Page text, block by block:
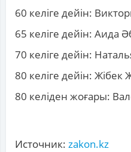
60 келіге дейін:
65 келіге дейін: Аида
70 келіге дейін:
80 келіге дейін: Жібек
80 келіден жоғары:
Источник: zakon.kz